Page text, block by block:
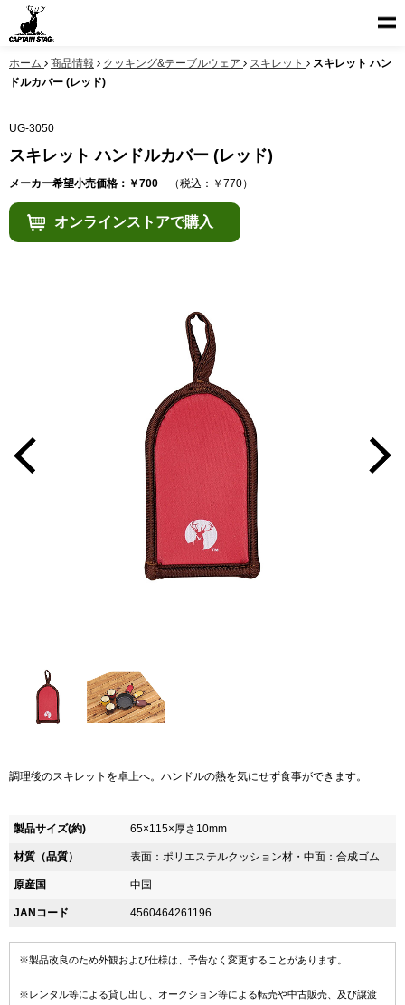
ホーム 商品情報 クッキング&テーブルウェア スキレット
スキレット ハン
ドルカバー (レッド)
UG-3050
スキレット ハンドルカバー (レッド)
メーカー希望小売価格：￥700 （税込：￥770）
オンラインストアで購入
調理後のスキレットを卓上へ。ハンドルの熱を気にせず食事ができます。
製品サイズ(約) 65×115×厚さ10mm
材質（品質） 表面：ポリエステルクッション材・中面：合成ゴム
原産国 中国
JANコード 4560464261196
※製品改良のため外観および仕様は、予告なく変更することがあります。
※レンタル等による貸し出し、オークション等による転売や中古販売、及び譲渡